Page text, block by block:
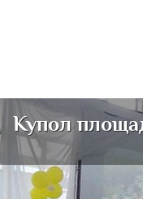
Купол